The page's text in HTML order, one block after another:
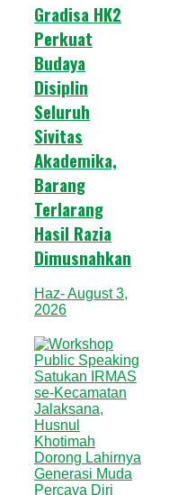
Gradisa HK2
Perkuat
Budaya
Disiplin
Seluruh
Sivitas
Akademika,
Barang
Terlarang
Hasil Razia
Dimusnahkan
Haz- August 3,
2026